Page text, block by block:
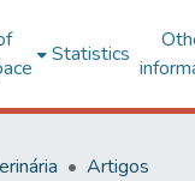
Statistics
Artigos